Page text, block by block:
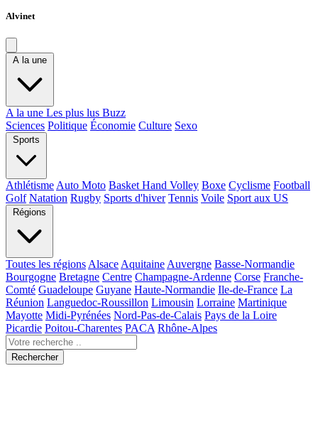
Alvinet
A la une
A la une Les plus lus Buzz
Sciences Politique Économie Culture Sexo
Sports
Athlétisme Auto Moto Basket Hand Volley Boxe Cyclisme Football
Golf Natation Rugby Sports d'hiver Tennis Voile Sport aux US
Régions
Toutes les régions Alsace Aquitaine Auvergne Basse-Normandie
Bourgogne Bretagne Centre Champagne-Ardenne Corse Franche-
Comté Guadeloupe Guyane Haute-Normandie Ile-de-France La
Réunion Languedoc-Roussillon Limousin Lorraine Martinique
Mayotte Midi-Pyrénées Nord-Pas-de-Calais Pays de la Loire
Picardie Poitou-Charentes PACA Rhône-Alpes
Rechercher